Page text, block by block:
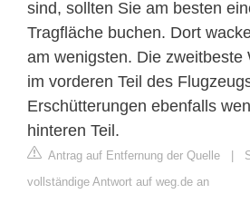
sind, sollten Sie am besten
Tragfläche buchen. Dort
am wenigsten. Die zweitbeste
im vorderen Teil des
Erschütterungen ebenfalls
hinteren Teil.
Antrag auf Entfernung der Quelle |
vollständige Antwort auf weg.de an